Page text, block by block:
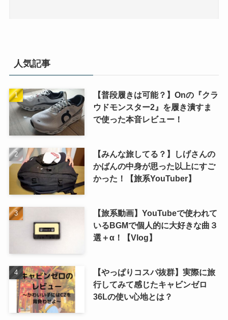
r
n
t
i
v
e
人気記事
【普段履きは可能？】Onの『クラ
ウドモンスター2』を履き潰すま
で使った本音レビュー！
【みんな旅してる？】しげさんの
かばんの中身が思った以上にすご
かった！【旅系YouTuber】
【旅系動画】YouTubeで使われて
いるBGMで個人的に大好きな曲３
選＋α！【Vlog】
【やっぱりコスパ抜群】実際に旅
行してみて感じたキャビンゼロ
36Lの使い心地とは？